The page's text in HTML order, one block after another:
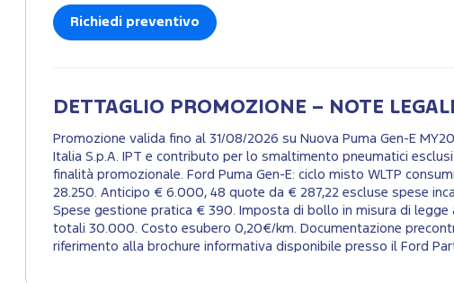
Richiedi preventivo
DETTAGLIO PROMOZIONE – NOTE LEGALI
Promozione valida fino al 31/08/2026 su Nuova Puma Gen-E
Italia S.p.A. IPT e contributo per lo smaltimento pneumatici
finalità promozionale. Ford Puma Gen-E: ciclo misto WLTP
28.250. Anticipo € 6.000, 48 quote da € 287,22 escluse spese
Spese gestione pratica € 390. Imposta di bollo in misura di legge
totali 30.000. Costo esubero 0,20€/km. Documentazione
riferimento alla brochure informativa disponibile presso il Ford